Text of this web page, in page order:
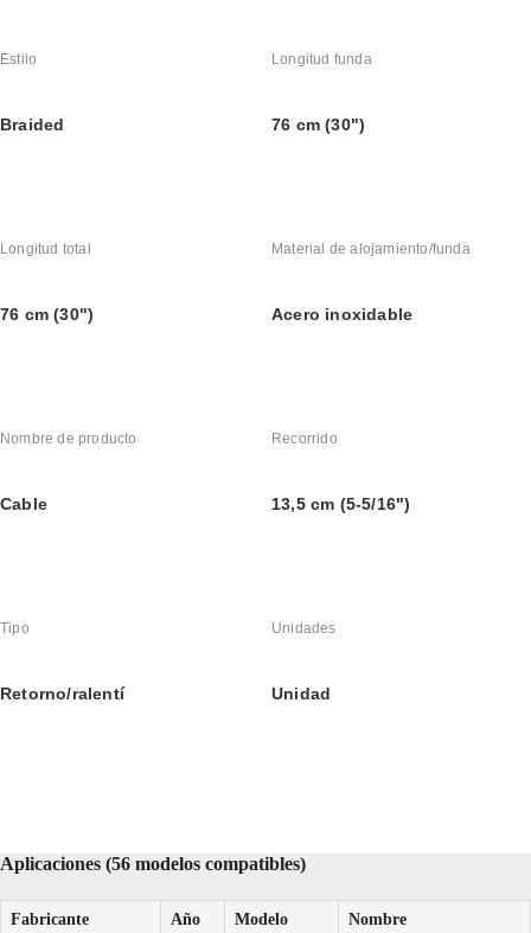
Estilo
Braided
Longitud funda
76 cm (30")
Longitud total
76 cm (30")
Material de alojamiento/funda
Acero inoxidable
Nombre de producto
Cable
Recorrido
13,5 cm (5-5/16")
Tipo
Retorno/ralentí
Unidades
Unidad
Aplicaciones (56 modelos compatibles)
Fabricante Año Modelo Nombre